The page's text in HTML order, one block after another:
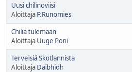
Uusi chilinoviisi
Aloittaja P.Runomies
Chiliä tulemaan
Aloittaja Uuge Poni
Terveisiä Skotlannista
Aloittaja Daibhidh